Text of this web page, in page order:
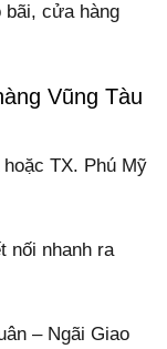
bãi, cửa hàng
Vũng Tàu
TX. Phú Mỹ
nối nhanh ra
– Ngãi Giao